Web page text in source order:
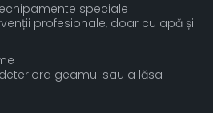
speciale
profesionale, doar cu apă și
geamul sau a lăsa